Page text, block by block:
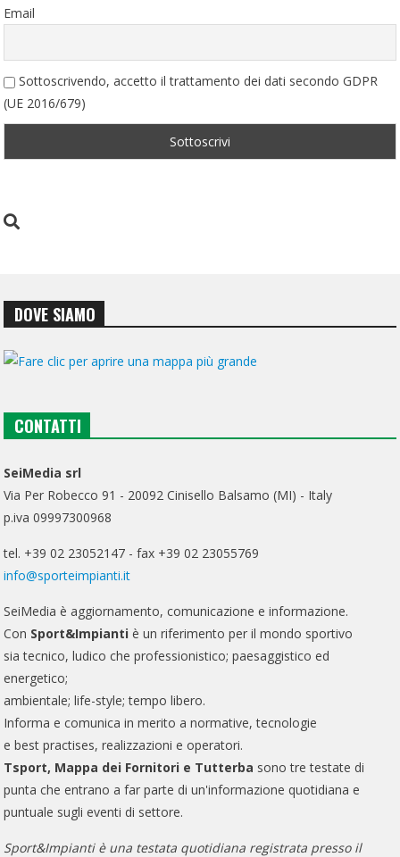
Email
Sottoscrivendo, accetto il trattamento dei dati secondo GDPR
(UE 2016/679)
DOVE SIAMO
CONTATTI
SeiMedia srl
Via Per Robecco 91 - 20092 Cinisello Balsamo (MI) - Italy
p.iva 09997300968
tel. +39 02 23052147 - fax +39 02 23055769
info@sporteimpianti.it
SeiMedia è aggiornamento, comunicazione e informazione.
Con Sport&Impianti è un riferimento per il mondo sportivo
sia tecnico, ludico che professionistico; paesaggistico ed
energetico;
ambientale; life-style; tempo libero.
Informa e comunica in merito a normative, tecnologie
e best practises, realizzazioni e operatori.
Tsport, Mappa dei Fornitori e Tutterba sono tre testate di
punta che entrano a far parte di un'informazione quotidiana e
puntuale sugli eventi di settore.
Sport&Impianti è una testata quotidiana registrata presso il